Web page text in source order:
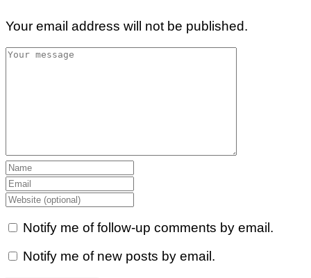
Your email address will not be published.
Notify me of follow-up comments by email.
Notify me of new posts by email.